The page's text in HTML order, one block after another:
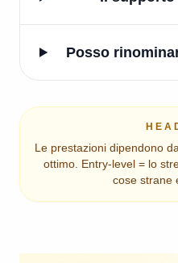
Posso
Le prestazioni dipendono
ottimo. Entry-level = lo
cose strane